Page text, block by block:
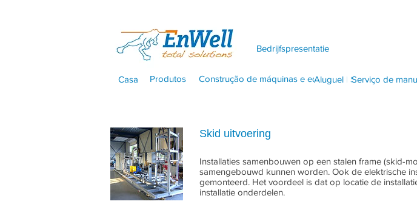
Bedrijfspresentatie
Casa Produtos Construção de máquinas e equipamentos
Aluguel Serviço de
Casa Aluguel Serviço de
Skid uitvoering
Installaties samenbouwen op een stalen frame (skid-
samengebouwd kunnen worden. Ook de elektrische
gemonteerd. Het voordeel is dat op locatie de
installatie onderdelen.